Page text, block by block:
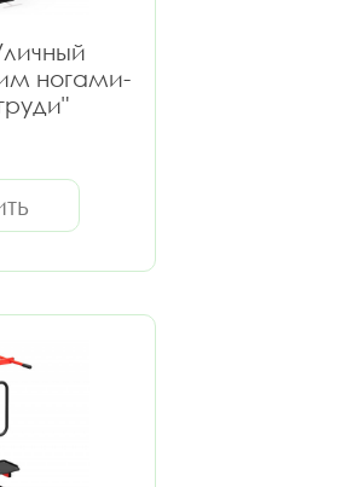
ногами-